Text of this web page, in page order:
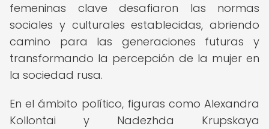
femeninas clave desafiaron las normas
sociales y culturales establecidas, abriendo
camino para las generaciones futuras y
transformando la percepción de la mujer en
la sociedad rusa.
En el ámbito político, figuras como Alexandra
Kollontai y Nadezhda Krupskaya